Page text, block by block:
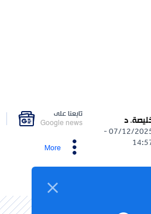
د
07/12/2025 -
تابعنا على
Google news
More